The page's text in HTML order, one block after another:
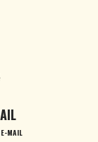
E-MAIL